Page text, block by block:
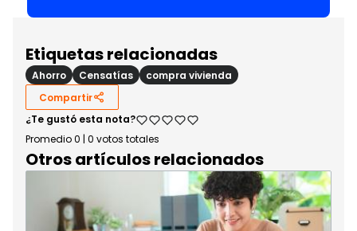
Etiquetas relacionadas
Ahorro Censatías
compra vivienda
Compartir
¿Te gustó esta nota?
Promedio0 | 0 votos totales
Otros artículos relacionados